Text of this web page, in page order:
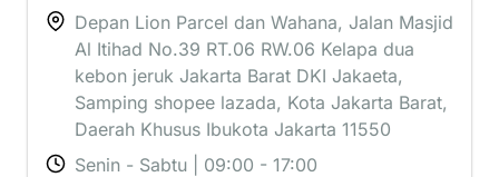
Depan Lion Parcel dan Wahana, Jalan Masjid
Al Itihad No.39 RT.06 RW.06 Kelapa dua
kebon jeruk Jakarta Barat DKI Jakaeta,
Samping shopee lazada, Kota Jakarta Barat,
Daerah Khusus Ibukota Jakarta 11550
Senin - Sabtu | 09:00 - 17:00